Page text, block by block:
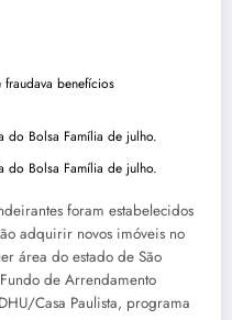
benefícios
do Bolsa Família de julho.
do Bolsa Família de julho.
foram estabelecidos
adquirir novos imóveis no
área do estado de São
de Arrendamento
Casa Paulista, programa